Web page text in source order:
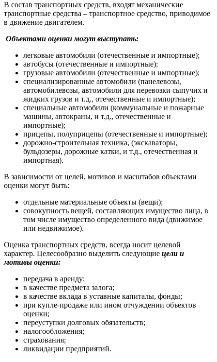
В состав транспортных средств, входят механические
транспортные средства – транспортное средство, приводимое
в движение двигателем.
Объектами оценки могут выступать:
легковые автомобили (отечественные и импортные);
автобусы (отечественные и импортные);
грузовые автомобили (отечественные и импортные);
специализированные автомобили (панелевозы,
автомобилевозы, автомобили для перевозки сыпучих и
жидких грузов и т.д., отечественные и импортные);
специальные автомобили (коммунальные и пожарные
машины, автокраны, и т.д., отечественные и
импортные);
прицепы, полуприцепы (отечественные и импортные);
дорожно-строительная техника, (экскаваторы,
бульдозеры, дорожные катки, и т.д., отечественная и
импортная).
В зависимости от целей, мотивов и масштабов объектами
оценки могут быть:
отдельные материальные объекты (вещи);
совокупность вещей, составляющих имущество лица, в
том числе имущество определенного вида (движимое
или недвижимое).
Оценка транспортных средств, всегда носит целевой
характер. Целесообразно выделить следующие цели и
мотивы оценки:
передача в аренду;
в качестве предмета залога;
в качестве вклада в уставные капиталы, фонды;
при купле-продаже или ином отчуждении объектов
оценки;
переуступки долговых обязательств;
налогообложения;
страхования;
ликвидации предприятий.